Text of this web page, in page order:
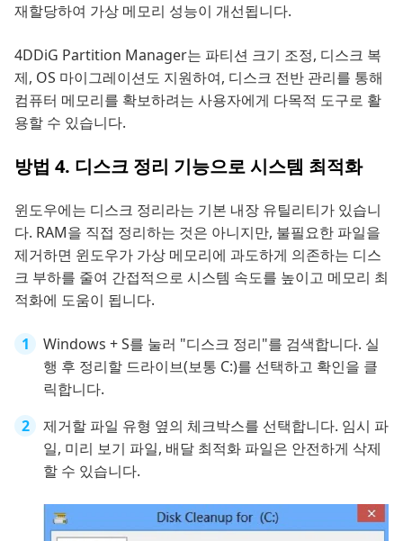
재할당하여 가상 메모리 성능이 개선됩니다.
4DDiG Partition Manager는 파티션 크기 조정, 디스크 복
제, OS 마이그레이션도 지원하여, 디스크 전반 관리를 통해
컴퓨터 메모리를 확보하려는 사용자에게 다목적 도구로 활
용할 수 있습니다.
방법 4. 디스크 정리 기능으로 시스템 최적화
윈도우에는 디스크 정리라는 기본 내장 유틸리티가 있습니
다. RAM을 직접 정리하는 것은 아니지만, 불필요한 파일을
제거하면 윈도우가 가상 메모리에 과도하게 의존하는 디스
크 부하를 줄여 간접적으로 시스템 속도를 높이고 메모리 최
적화에 도움이 됩니다.
Windows + S를 눌러 "디스크 정리"를 검색합니다. 실
행 후 정리할 드라이브(보통 C:)를 선택하고 확인을 클
릭합니다.
제거할 파일 유형 옆의 체크박스를 선택합니다. 임시 파
일, 미리 보기 파일, 배달 최적화 파일은 안전하게 삭제
할 수 있습니다.